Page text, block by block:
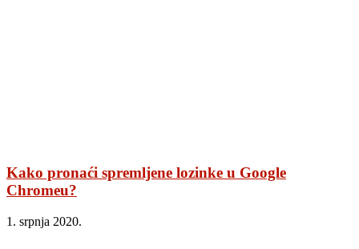
Kako pronaći spremljene lozinke u Google
Chromeu?
1. srpnja 2020.